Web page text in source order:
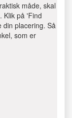
måde, skal
Klik på 'Find
din placering. Så
som er